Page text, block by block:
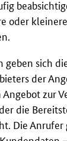
oder
geben sich
der
zur
die
Die